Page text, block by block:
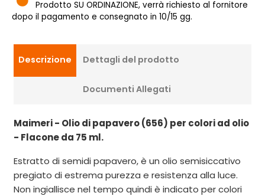
Prodotto SU ORDINAZIONE, verrà richiesto al fornitore
dopo il pagamento e consegnato in 10/15 gg.
Descrizione Dettagli del prodotto
Documenti Allegati
Maimeri - Olio di papavero (656) per colori ad olio
- Flacone da 75 ml.
Estratto di semidi papavero, è un olio semisiccativo
pregiato di estrema purezza e resistenza alla luce.
Non ingiallisce nel tempo quindi è indicato per colori